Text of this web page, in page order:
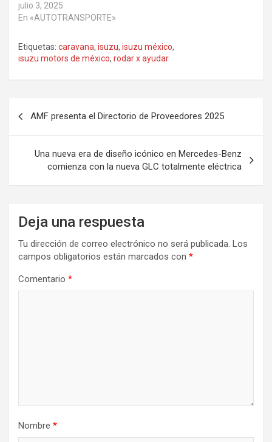
julio 3, 2025
En «AUTOTRANSPORTE»
Etiquetas: caravana, isuzu, isuzu méxico,
isuzu motors de méxico, rodar x ayudar
entradas
AMF presenta el Directorio de Proveedores 2025
Una nueva era de diseño icónico en Mercedes-Benz
comienza con la nueva GLC totalmente eléctrica
Deja una respuesta
Tu dirección de correo electrónico no será publicada. Los
campos obligatorios están marcados con *
Comentario *
Nombre *